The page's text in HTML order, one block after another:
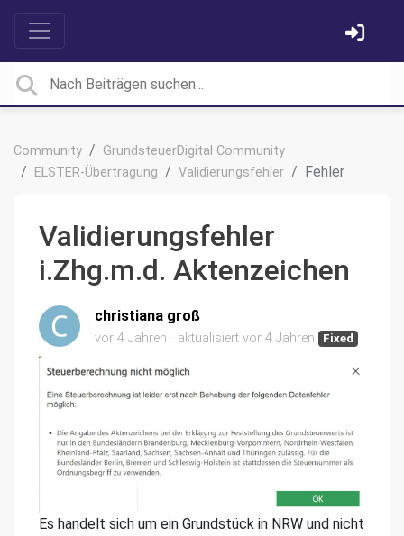
Community
GrundsteuerDigital Community
ELSTER-Übertragung
Validierungsfehler Fehler
Validierungsfehler
i.Zhg.m.d. Aktenzeichen
christiana groß
vor 4 Jahren aktualisiert vor 4 Jahren Fixed
Es handelt sich um ein Grundstück in NRW und nicht